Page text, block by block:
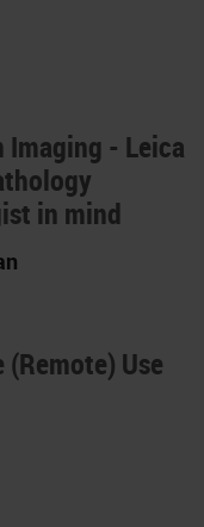
Imaging - Leica
in mind
(Remote) Use